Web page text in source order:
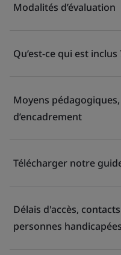
Modalités d’évaluation
Qu’est-ce qui est inclus
Moyens
d’encadrement
Télécharger notre
Délais d'accès,
personnes handicapées